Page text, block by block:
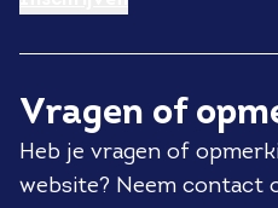
Vragen of
Heb je vragen of
website? Neem contact